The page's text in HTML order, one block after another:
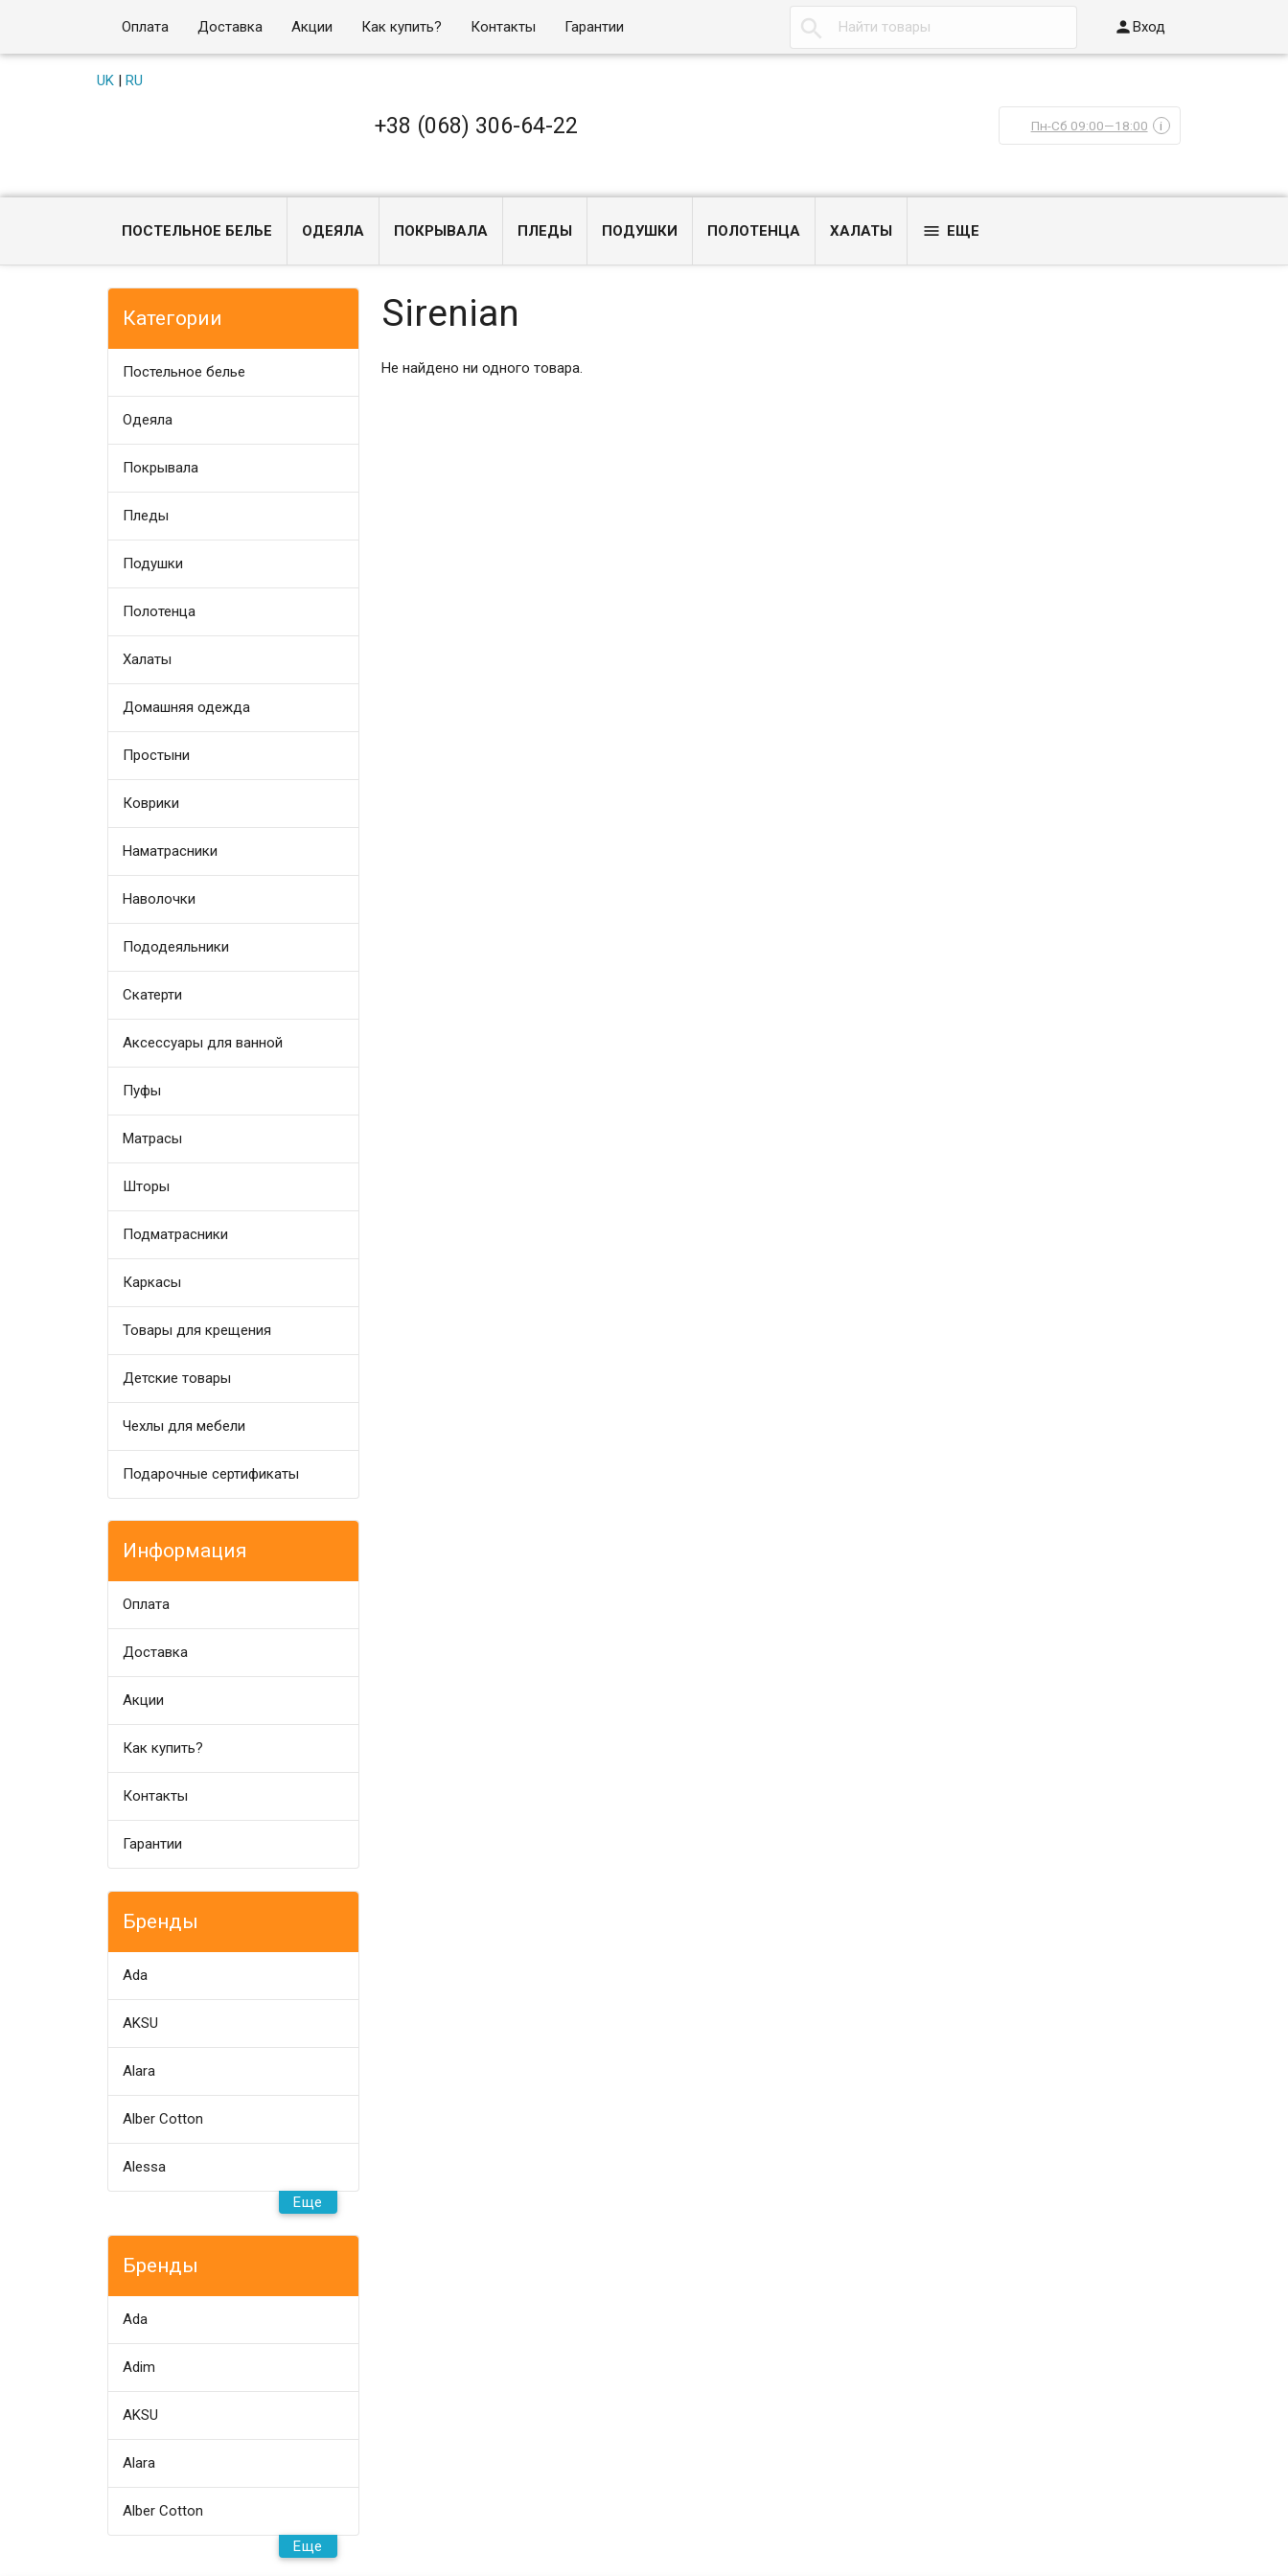
Оплата Доставка Акции Как купить? Контакты Гарантии  Вход
UK| RU
+38 (068) 306-64-22 Пн-Сб 09:00—18:00 i
ПОСТЕЛЬНОЕ БЕЛЬЕ ОДЕЯЛА ПОКРЫВАЛА ПЛЕДЫ ПОДУШКИ ПОЛОТЕНЦА ХАЛАТЫ  ЕЩЕ
Категории
Постельное белье
Одеяла
Покрывала
Пледы
Подушки
Полотенца
Халаты
Домашняя одежда
Простыни
Коврики
Наматрасники
Наволочки
Пододеяльники
Скатерти
Аксессуары для ванной
Пуфы
Матрасы
Шторы
Подматрасники
Каркасы
Товары для крещения
Детские товары
Чехлы для мебели
Подарочные сертификаты
Информация
Оплата
Доставка
Акции
Как купить?
Контакты
Гарантии
Бренды
Ada
AKSU
Alara
Alber Cotton
Alessa
Еще
Бренды
Ada
Adim
AKSU
Alara
Alber Cotton
Еще
Sirenian
Не найдено ни одного товара.